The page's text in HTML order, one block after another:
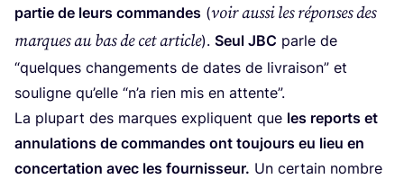
par­tie de leurs com­mandes (voir aus­si les réponses des
marques au bas de cet article). Seul JBC parle de
“quelques chan­ge­ments de dates de livrai­son” et
sou­ligne qu’elle “n’a rien mis en attente”.
La plu­part des marques expliquent que les reports et
annu­la­tions de com­mandes ont tou­jours eu lieu en
concer­ta­tion avec les four­nis­seur. Un cer­tain nombre